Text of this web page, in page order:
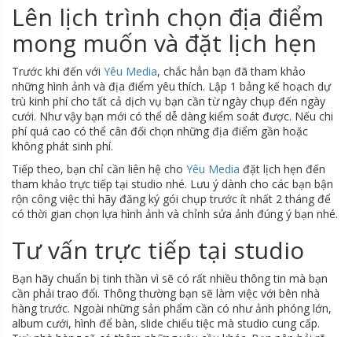
Lên lịch trình chọn địa điểm
mong muốn và đặt lịch hẹn
Trước khi đến với Yêu Media, chắc hẳn bạn đã tham khảo
những hình ảnh và địa điểm yêu thích. Lập 1 bảng kế hoạch dự
trù kinh phí cho tất cả dịch vụ bạn cần từ ngày chụp đến ngày
cưới. Như vậy bạn mới có thể dễ dàng kiểm soát được. Nếu chi
phí quá cao có thể cân đối chọn những địa điểm gần hoặc
không phát sinh phí.
Tiếp theo, bạn chỉ cần liên hệ cho Yêu Media đặt lịch hẹn đến
tham khảo trực tiếp tại studio nhé. Lưu ý dành cho các bạn bận
rộn công việc thì hãy đăng ký gói chụp trước ít nhất 2 tháng để
có thời gian chọn lựa hình ảnh và chỉnh sửa ảnh đúng ý bạn nhé.
Tư vấn trực tiếp tại studio
Bạn hãy chuẩn bị tinh thần vì sẽ có rất nhiều thông tin mà bạn
cần phải trao đổi. Thông thường bạn sẽ làm việc với bên nhà
hàng trước. Ngoài những sản phẩm cần có như ảnh phóng lớn,
album cưới, hình để bàn, slide chiếu tiệc mà studio cung cấp.